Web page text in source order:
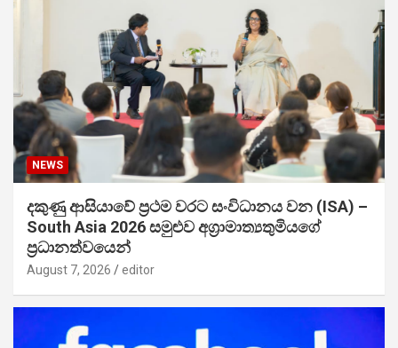
NEWS
දකුණු ආසියාවේ ප්‍රථම වරට සංවිධානය වන (ISA) –
South Asia 2026 සමුළුව අග්‍රාමාත්‍යතුමියගේ
ප්‍රධානත්වයෙන්
August 7, 2026 editor